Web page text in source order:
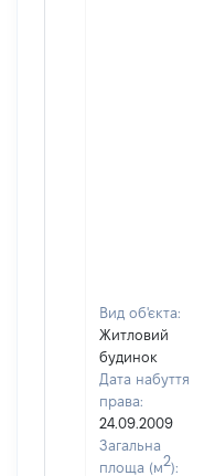
Вид об'єкта:
Житловий
будинок
Дата набуття
права:
24.09.2009
Загальна
площа (м2):